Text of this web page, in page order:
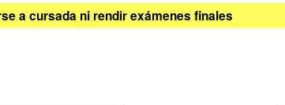
a cursada ni rendir exámenes finales